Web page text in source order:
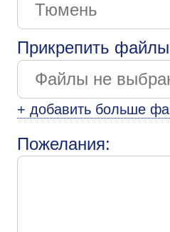
Прикрепить
+ добавить больше
Пожелания: